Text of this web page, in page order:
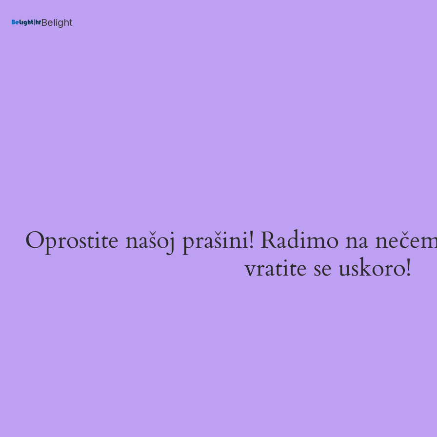
Belight
Oprostite našoj prašini! Radimo na
vratite se uskoro!